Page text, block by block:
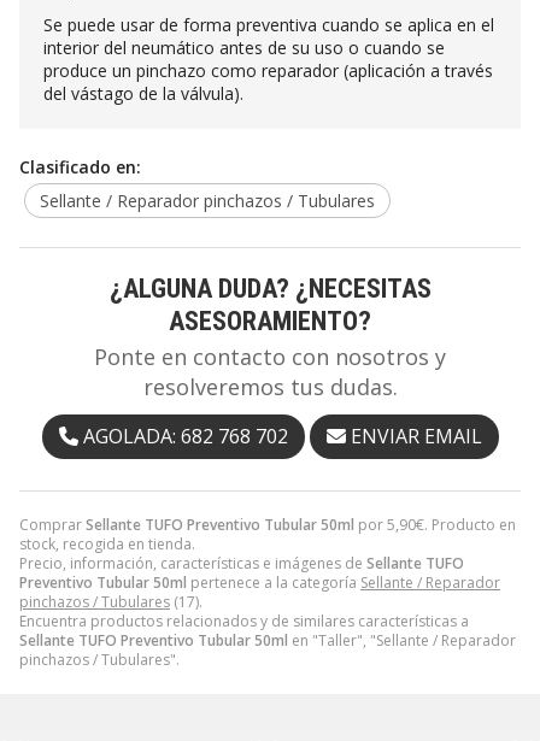
ComprarSellante TUFO Preventivo Tubular 50ml por5,90€. Producto en
stock, recogida en tienda.
Precio, información, características e imágenes de Sellante TUFO
Preventivo Tubular 50ml pertenece a la categoría Sellante / Reparador
pinchazos / Tubulares (17).
Encuentra productos relacionados y de similares características a
Sellante TUFO Preventivo Tubular 50ml en "Taller", "Sellante / Reparador
pinchazos / Tubulares".
Se puede usar de forma preventiva cuando se aplica en el
interior del neumático antes de su uso o cuando se
produce un pinchazo como reparador (aplicación a través
del vástago de la válvula).
Clasificado en:
Sellante / Reparador pinchazos / Tubulares
¿ALGUNA DUDA? ¿NECESITAS
ASESORAMIENTO?
Ponte en contacto con nosotros y
resolveremos tus dudas.
AGOLADA: 682 768 702 ENVIAR EMAIL